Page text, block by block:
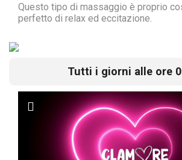
Questo tipo di massaggio è proprio
perfetto di relax ed eccitazione.
Tutti i giorni alle ore